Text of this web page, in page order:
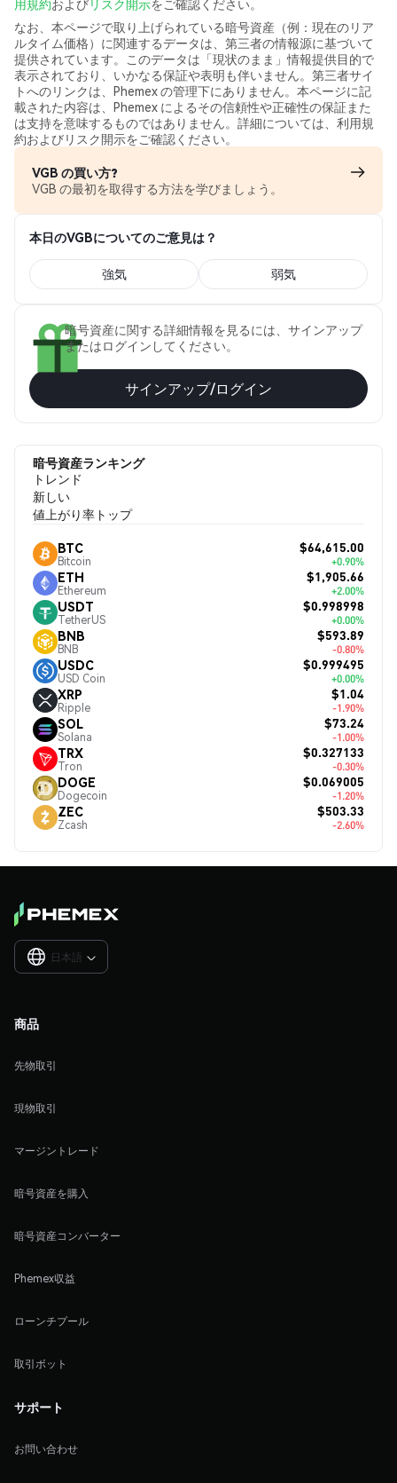
用規約およびリスク開示をご確認ください。
なお、本ページで取り上げられている暗号資産（例：現在のリア
ルタイム価格）に関連するデータは、第三者の情報源に基づいて
提供されています。このデータは「現状のまま」情報提供目的で
表示されており、いかなる保証や表明も伴いません。第三者サイ
トへのリンクは、Phemex の管理下にありません。本ページに記
載された内容は、Phemex によるその信頼性や正確性の保証また
は支持を意味するものではありません。詳細については、利用規
約およびリスク開示をご確認ください。
VGB の買い方?
VGB の最初を取得する方法を学びましょう。
本日のVGBについてのご意見は？
強気 弱気
暗号資産に関する詳細情報を見るには、サインアップ
またはログインしてください。
サインアップ/ログイン
暗号資産ランキング
トレンド
新しい
値上がり率トップ
BTC
Bitcoin
$64,615.00
+0.90%
ETH
Ethereum
$1,905.66
+2.00%
USDT
TetherUS
$0.998998
+0.00%
BNB
BNB
$593.89
-0.80%
USDC
USD Coin
$0.999495
+0.00%
XRP
Ripple
$1.04
-1.90%
SOL
Solana
$73.24
-1.00%
TRX
Tron
$0.327133
-0.30%
DOGE
Dogecoin
$0.069005
-1.20%
ZEC
Zcash
$503.33
-2.60%
日本語 
商品
先物取引
現物取引
マージントレード
暗号資産を購入
暗号資産コンバーター
Phemex収益
ローンチプール
取引ボット
サポート
お問い合わせ